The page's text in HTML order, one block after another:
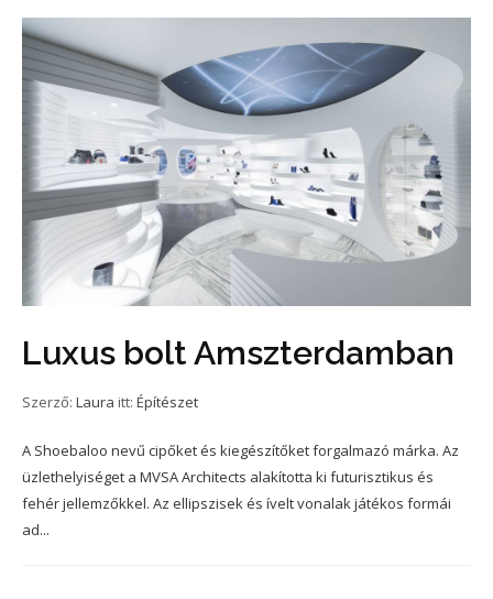
Luxus bolt Amszterdamban
Szerző: Laura itt: Építészet
A Shoebaloo nevű cipőket és kiegészítőket forgalmazó márka. Az
üzlethelyiséget a MVSA Architects alakította ki futurisztikus és
fehér jellemzőkkel. Az ellipszisek és ívelt vonalak játékos formái
ad...